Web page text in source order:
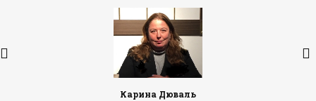
Карина Дюваль